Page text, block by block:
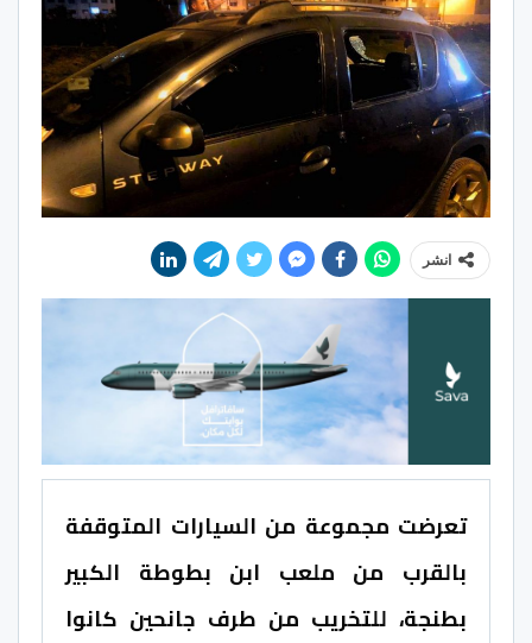
انشر
تعرضت مجموعة من السيارات المتوقفة
بالقرب من ملعب ابن بطوطة الكبير
بطنجة، للتخريب من طرف جانحين كانوا